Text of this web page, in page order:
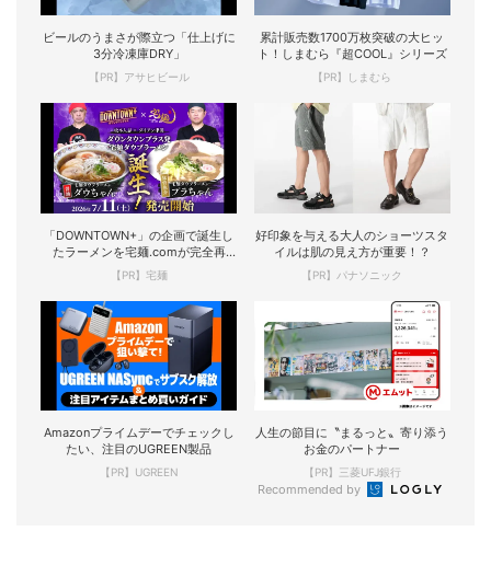
ビールのうまさが際立つ「仕上げに
3分冷凍庫DRY」
【PR】アサヒビール
累計販売数1700万枚突破の大ヒッ
ト！しまむら『超COOL』シリーズ
【PR】しまむら
「DOWNTOWN+」の企画で誕生し
たラーメンを宅麺.comが完全再
現！
【PR】宅麺
好印象を与える大人のショーツスタ
イルは肌の見え方が重要！？
【PR】パナソニック
Amazonプライムデーでチェックし
たい、注目のUGREEN製品
【PR】UGREEN
人生の節目に〝まるっと〟寄り添う
お金のパートナー
【PR】三菱UFJ銀行
Recommended by